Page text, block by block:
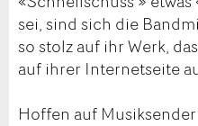
sei, sind sich die
so stolz auf ihr Werk,
auf ihrer Internetseite
Hoffen auf Musiksender